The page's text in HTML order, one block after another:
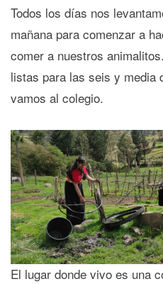
Todos los días nos
mañana para comenzar a
comer a nuestros
listas para las seis y media
vamos al colegio.
El lugar donde vivo es una